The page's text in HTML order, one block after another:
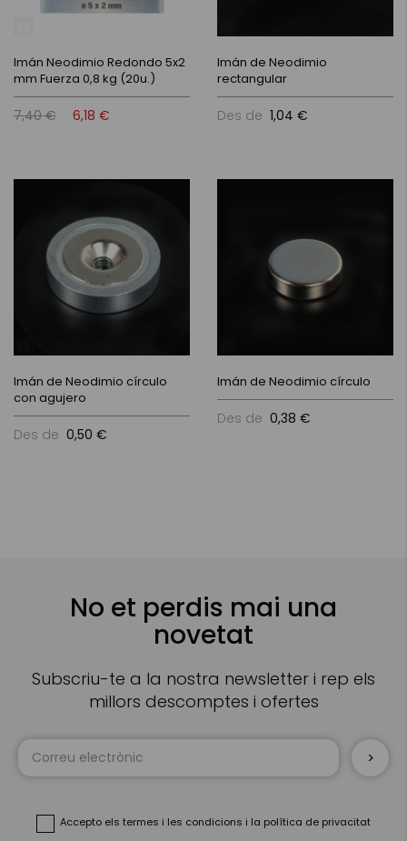
Imán Neodimio Redondo 5x2
mm Fuerza 0,8 kg (20u.)
7,40 € 6,18 €
Imán de Neodimio
rectangular
Des de 1,04 €
Imán de Neodimio círculo
con agujero
Des de 0,50 €
Imán de Neodimio círculo
Des de 0,38 €
No et perdis mai una
novetat
Subscriu-te a la nostra newsletter i rep els
millors descomptes i ofertes
Accepto els termes i les condicions i la política de privacitat